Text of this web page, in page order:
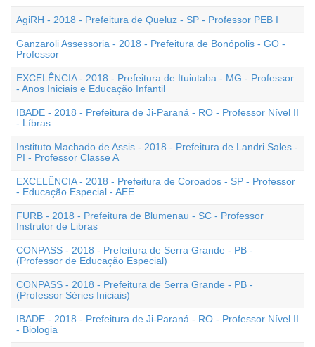
AgiRH - 2018 - Prefeitura de Queluz - SP - Professor PEB I
Ganzaroli Assessoria - 2018 - Prefeitura de Bonópolis - GO -
Professor
EXCELÊNCIA - 2018 - Prefeitura de Ituiutaba - MG - Professor
- Anos Iniciais e Educação Infantil
IBADE - 2018 - Prefeitura de Ji-Paraná - RO - Professor Nível II
- Líbras
Instituto Machado de Assis - 2018 - Prefeitura de Landri Sales -
PI - Professor Classe A
EXCELÊNCIA - 2018 - Prefeitura de Coroados - SP - Professor
- Educação Especial - AEE
FURB - 2018 - Prefeitura de Blumenau - SC - Professor
Instrutor de Libras
CONPASS - 2018 - Prefeitura de Serra Grande - PB -
(Professor de Educação Especial)
CONPASS - 2018 - Prefeitura de Serra Grande - PB -
(Professor Séries Iniciais)
IBADE - 2018 - Prefeitura de Ji-Paraná - RO - Professor Nível II
- Biologia